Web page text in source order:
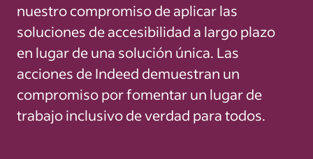
nuestro compromiso de aplicar las
soluciones de accesibilidad a largo plazo
en lugar de una solución única. Las
acciones de Indeed demuestran un
compromiso por fomentar un lugar de
trabajo inclusivo de verdad para todos.